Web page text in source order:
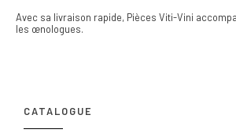
Avec sa livraison rapide, Pièces Viti-Vini
les œnologues.
CATALOGUE